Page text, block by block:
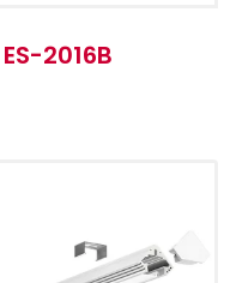
Instalación en
superficie
ES-2016B